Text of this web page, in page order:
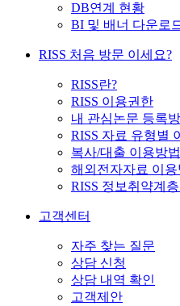
DB연계 현황
BI 및 배너 다운로
RISS 처음 방문 이세요?
RISS란?
RISS 이용권한
내 관심논문 등록
RISS 자료 유형별
복사/대출 이용방법
해외전자자료 이용
RISS 정보취약계
고객센터
자주 찾는 질문
상담 신청
상담 내역 확인
고객제안